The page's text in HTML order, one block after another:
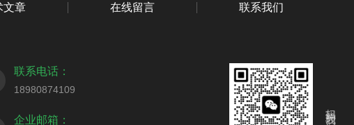
文章 在线留言 联系我们
联系电话：
18980874109
企业邮箱：